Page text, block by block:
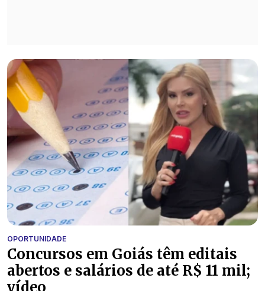
OPORTUNIDADE
Concursos em Goiás têm editais
abertos e salários de até R$ 11 mil;